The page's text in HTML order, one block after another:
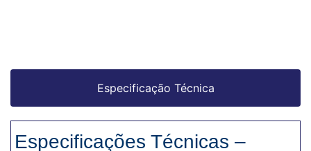
Especificação Técnica
Especificações Técnicas –